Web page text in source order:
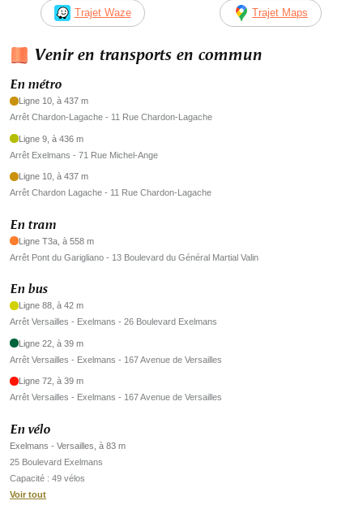
Trajet Waze Trajet Maps
Venir en transports en commun
En métro
Ligne 10, à 437 m
Arrêt Chardon-Lagache - 11 Rue Chardon-Lagache
Ligne 9, à 436 m
Arrêt Exelmans - 71 Rue Michel-Ange
Ligne 10, à 437 m
Arrêt Chardon Lagache - 11 Rue Chardon-Lagache
En tram
Ligne T3a, à 558 m
Arrêt Pont du Garigliano - 13 Boulevard du Général Martial Valin
En bus
Ligne 88, à 42 m
Arrêt Versailles - Exelmans - 26 Boulevard Exelmans
Ligne 22, à 39 m
Arrêt Versailles - Exelmans - 167 Avenue de Versailles
Ligne 72, à 39 m
Arrêt Versailles - Exelmans - 167 Avenue de Versailles
En vélo
Exelmans - Versailles, à 83 m
25 Boulevard Exelmans
Capacité : 49 vélos
Voir tout